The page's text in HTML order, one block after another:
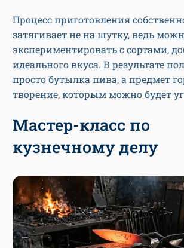
Процесс приготовления
затягивает не на шутку, ведь
экспериментировать с сортами,
идеального вкуса. В результате
просто бутылка пива, а предмет
творение, которым можно будет
Мастер-класс по
кузнечному делу